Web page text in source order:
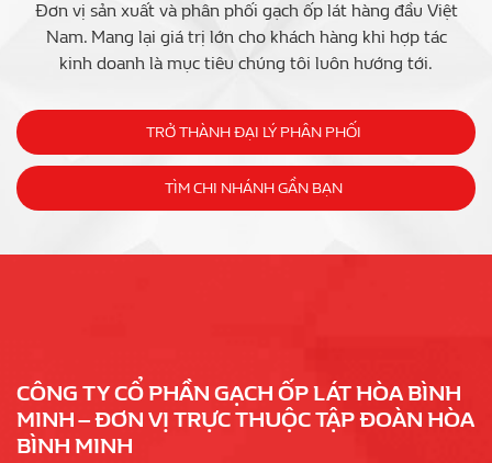
Đơn vị sản xuất và phân phối gạch ốp lát hàng đầu Việt
Nam. Mang lại giá trị lớn cho khách hàng khi hợp tác
kinh doanh là mục tiêu chúng tôi luôn hướng tới.
TRỞ THÀNH ĐẠI LÝ PHÂN PHỐI
TÌM CHI NHÁNH GẦN BẠN
CÔNG TY CỔ PHẦN GẠCH ỐP LÁT HÒA BÌNH
MINH – ĐƠN VỊ TRỰC THUỘC TẬP ĐOÀN HÒA
BÌNH MINH